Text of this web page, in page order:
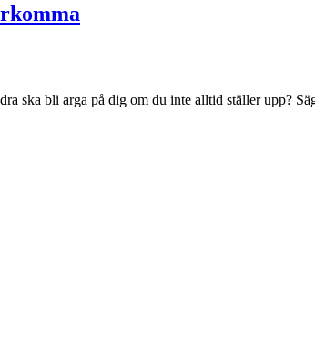
ska bli arga på dig om du inte alltid ställer upp?